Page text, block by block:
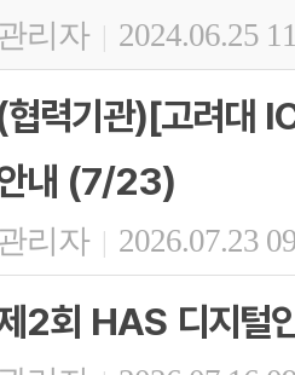
리자 | 2024.06.25
력기관)[고려대
내 (7/23)
리자 | 2026.07.23
2회 HAS 디지털